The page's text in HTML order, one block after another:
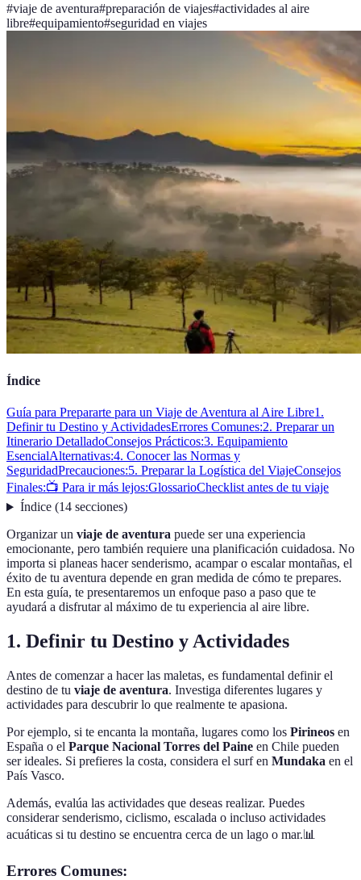
#viaje de aventura#preparación de viajes#actividades al aire
libre#equipamiento#seguridad en viajes
Índice
Guía para Prepararte para un Viaje de Aventura al Aire Libre1.
Definir tu Destino y ActividadesErrores Comunes:2. Preparar un
Itinerario DetalladoConsejos Prácticos:3. Equipamiento
EsencialAlternativas:4. Conocer las Normas y
SeguridadPrecauciones:5. Preparar la Logística del ViajeConsejos
Finales:📺 Para ir más lejos:GlossarioChecklist antes de tu viaje
Índice(14 secciones)
Organizar un viaje de aventura puede ser una experiencia
emocionante, pero también requiere una planificación cuidadosa. No
importa si planeas hacer senderismo, acampar o escalar montañas, el
éxito de tu aventura depende en gran medida de cómo te prepares.
En esta guía, te presentaremos un enfoque paso a paso que te
ayudará a disfrutar al máximo de tu experiencia al aire libre.
1. Definir tu Destino y Actividades
Antes de comenzar a hacer las maletas, es fundamental definir el
destino de tu viaje de aventura. Investiga diferentes lugares y
actividades para descubrir lo que realmente te apasiona.
Por ejemplo, si te encanta la montaña, lugares como los Pirineos en
España o el Parque Nacional Torres del Paine en Chile pueden
ser ideales. Si prefieres la costa, considera el surf en Mundaka en el
País Vasco.
Además, evalúa las actividades que deseas realizar. Puedes
considerar senderismo, ciclismo, escalada o incluso actividades
acuáticas si tu destino se encuentra cerca de un lago o mar.📊
Errores Comunes: